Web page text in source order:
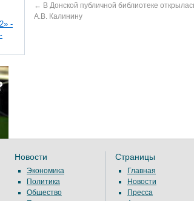
-
← В Донской публичной библиотеке
А.В. Калинину
Новости
Экономика
Политика
Общество
Страницы
Главная
Новости
Пресса